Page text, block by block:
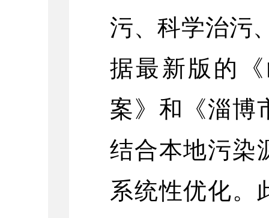
污、科学治污
据最新版的
案》和《淄博
结合本地污染
系统性优化。